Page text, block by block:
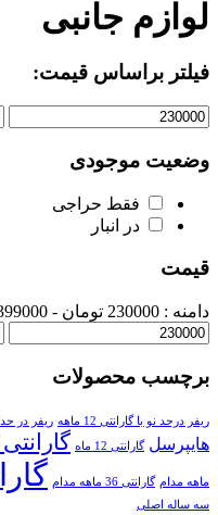
لوازم جانبی
فیلتر براساس قیمت:
وضعیت موجودی
فقط حراجی
در انبار
قیمت
دامنه : 230000 تومان - 3399000
برچسب محصولات
ریفر درحد نو با گارانتی 12 ماهه ریفر در حد نو
هایپرسل گارانتی 12 ماه گارانتی 12 ماهه
ماهه مدام گارانتی 36 ماهه مدام
سه ساله اصلی